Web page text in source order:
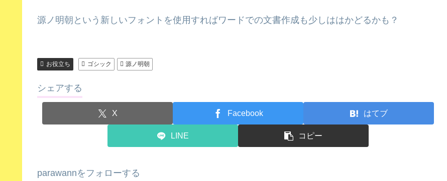
源ノ明朝という新しいフォントを使用すればワードでの文書作成も少しははかどるかも？
お役立ち ゴシック 源ノ明朝
シェアする
X Facebook はてブ
LINE コピー
parawannをフォローする